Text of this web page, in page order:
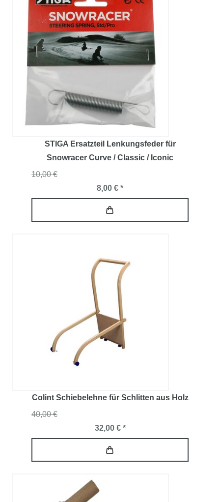
STIGA Ersatzteil Lenkungsfeder für
Snowracer Curve / Classic / Iconic
10,00 €
8,00 € *
Colint Schiebelehne für Schlitten aus Holz
40,00 €
32,00 € *